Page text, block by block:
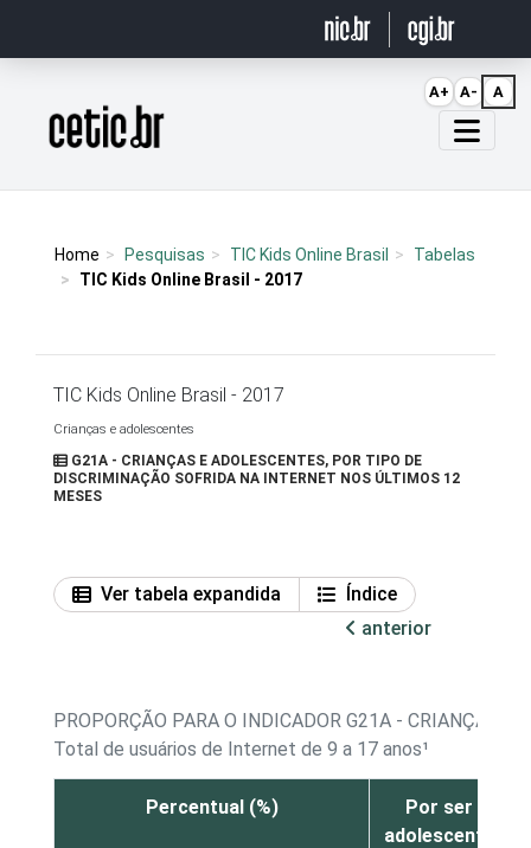
Página inicial
Home Pesquisas TIC Kids Online Brasil
Tabelas
TIC Kids Online Brasil - 2017
TIC Kids Online Brasil - 2017
Crianças e adolescentes
G21A - CRIANÇAS E ADOLESCENTES, POR TIPO DE
DISCRIMINAÇÃO SOFRIDA NA INTERNET NOS ÚLTIMOS 12
MESES
Ver tabela expandida
Índice
anterior
PROPORÇÃO PARA O INDICADOR G21A - CRIANÇAS
Total de usuários de Internet de 9 a 17 anos¹
Percentual (%)
Por ser
adolescente
A+ A- A